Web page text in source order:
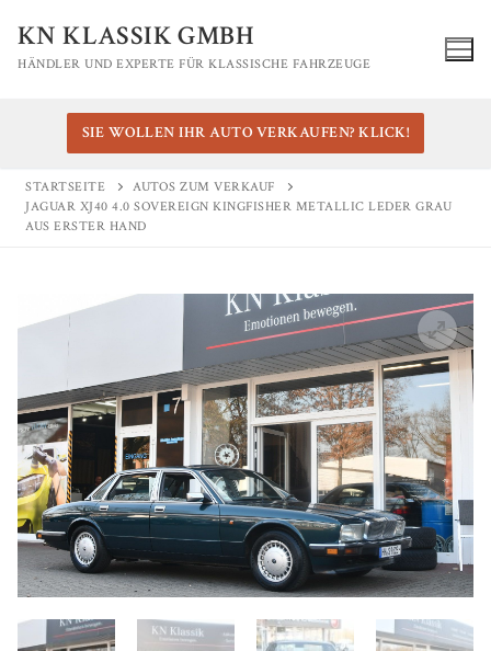
Inhalt
springen
KN KLASSIK GMBH
HÄNDLER UND EXPERTE FÜR KLASSISCHE FAHRZEUGE
SIE WOLLEN IHR AUTO VERKAUFEN? KLICK!
STARTSEITE
AUTOS ZUM VERKAUF
JAGUAR XJ40 4.0 SOVEREIGN KINGFISHER METALLIC LEDER GRAU
AUS ERSTER HAND